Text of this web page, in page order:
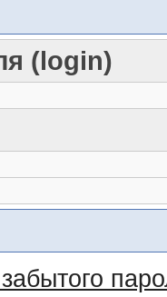
(login)